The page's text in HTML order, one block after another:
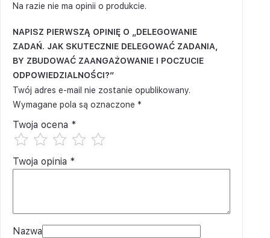
Na razie nie ma opinii o produkcie.
NAPISZ PIERWSZĄ OPINIĘ O „DELEGOWANIE
ZADAŃ. JAK SKUTECZNIE DELEGOWAĆ ZADANIA,
BY ZBUDOWAĆ ZAANGAŻOWANIE I POCZUCIE
ODPOWIEDZIALNOŚCI?”
Twój adres e-mail nie zostanie opublikowany.
Wymagane pola są oznaczone *
Twoja ocena *
Twoja opinia *
Nazwa